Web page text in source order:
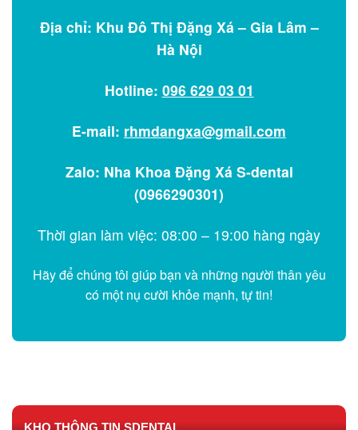
Địa chỉ: Khu Đô Thị Đặng Xá – Gia Lâm –
Hà Nội
Hotline: 096 629 03 01
E-mail: rhmdangxa@gmail.com
Zalo: Nha Khoa Đặng Xá S-dental
(0966290301)
Thời gian làm việc: 08:00 – 19:00 hàng ngày
Hãy để chúng tôi giúp bạn và những người thân yêu
có một nụ cười khỏe mạnh, tự tin!
KHO THÔNG TIN SDENTAL